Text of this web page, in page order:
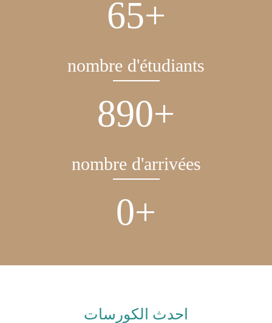
82+
nombre d'étudiants
1116+
nombre d'arrivées
0+
أحدث الكورسات